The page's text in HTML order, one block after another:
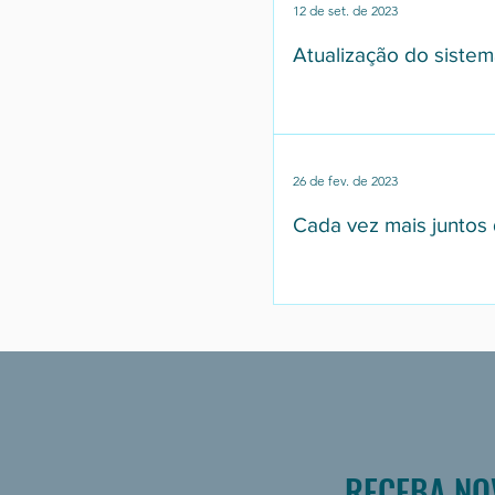
a partir de uma regra,
em massa, formatar
Atualização do
12 de set. de 2023
Cada vez mais
26 de fev. de 2023